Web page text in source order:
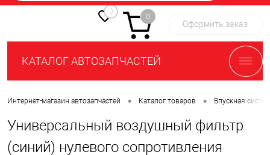
0
0
Оформить заказ
КАТАЛОГ АВТОЗАПЧАСТЕЙ
Интернет-магазин автозапчастей • Каталог товаров • Впускная
Универсальный воздушный фильтр
(синий) нулевого сопротивления